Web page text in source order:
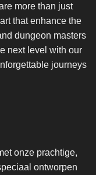
more than just
that enhance the
dungeon masters
next level with our
journeys
onze prachtige,
ontworpen